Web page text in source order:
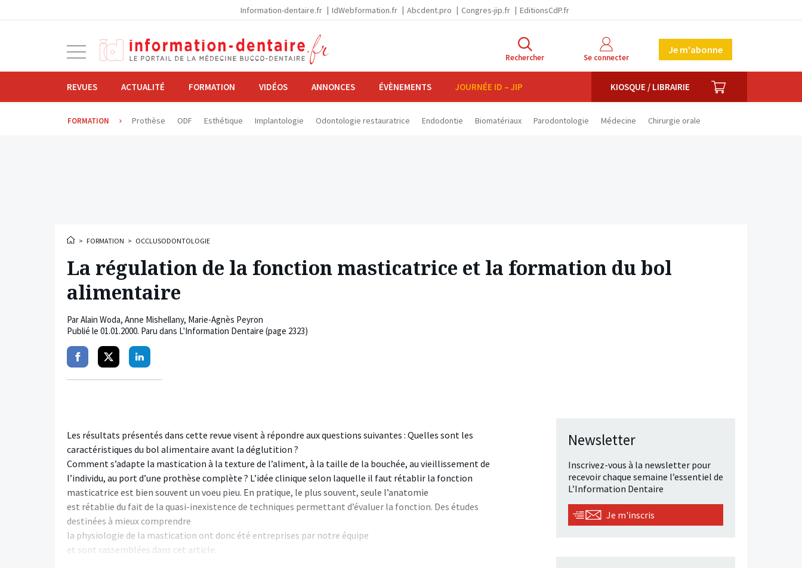
Information-dentaire.fr IdWebformation.fr Abcdent.pro Congres-jip.fr EditionsCdP.fr
navigation
Rechercher Se connecter
Je m'abonne
REVUES ACTUALITÉ FORMATION VIDÉOS ANNONCES ÉVÈNEMENTS JOURNÉE ID – JIP KIOSQUE / LIBRAIRIE PANIER
FORMATION Prothèse ODF Esthétique Implantologie Odontologie restauratrice Endodontie Biomatériaux Parodontologie Médecine Chirurgie orale
> FORMATION > OCCLUSODONTOLOGIE
La régulation de la fonction masticatrice et la formation du bol
alimentaire
ParAlain Woda, Anne Mishellany, Marie-Agnès Peyron
Publié le 01.01.2000. Paru dans L'Information Dentaire (page 2323)
PartagerPartagerPartager
Les résultats présentés dans cette revue visent à répondre aux questions suivantes : Quelles sont les
caractéristiques du bol alimentaire avant la déglutition ?
Comment s’adapte la mastication à la texture de l’aliment, à la taille de la bouchée, au vieillissement de
l’individu, au port d’une prothèse complète ? L’idée clinique selon laquelle il faut rétablir la fonction
masticatrice est bien souvent un voeu pieu. En pratique, le plus souvent, seule l’anatomie
est rétablie du fait de la quasi-inexistence de techniques permettant d’évaluer la fonction. Des études
destinées à mieux comprendre
la physiologie de la mastication ont donc été entreprises par notre équipe
et sont rassemblées dans cet article.
Newsletter
Inscrivez-vous à la newsletter pour
recevoir chaque semaine l’essentiel de
L’Information Dentaire
Je m'inscris